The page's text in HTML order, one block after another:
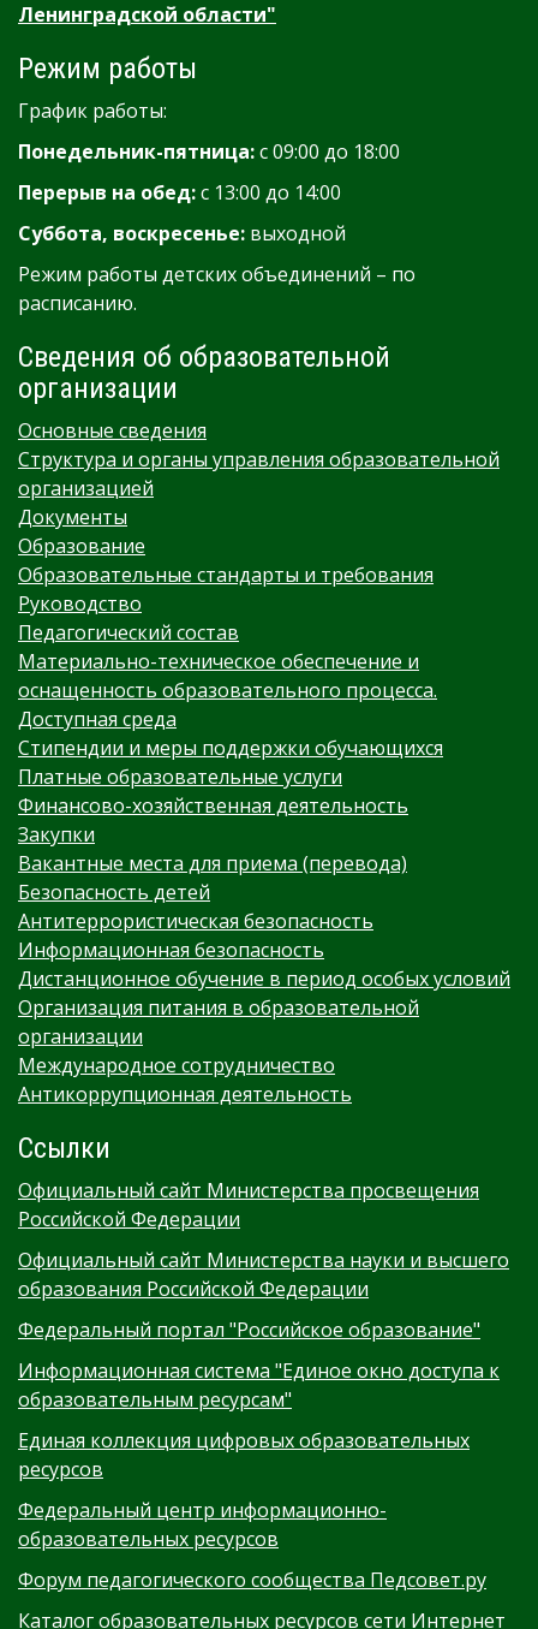
Ленинградской области"
Режим работы
График работы:
Понедельник-пятница:с 09:00 до 18:00
Перерыв на обед:с 13:00 до 14:00
Суббота, воскресенье: выходной
Режим работы детских объединений – по
расписанию.
Сведения об образовательной
организации
Основные сведения
Структура и органы управления образовательной
организацией
Документы
Образование
Образовательные стандарты и требования
Руководство
Педагогический состав
Материально-техническое обеспечение и
оснащенность образовательного процесса.
Доступная среда
Стипендии и меры поддержки обучающихся
Платные образовательные услуги
Финансово-хозяйственная деятельность
Закупки
Вакантные места для приема (перевода)
Безопасность детей
Антитеррористическая безопасность
Информационная безопасность
Дистанционное обучение в период особых условий
Организация питания в образовательной
организации
Международное сотрудничество
Антикоррупционная деятельность
Ссылки
Официальный сайт Министерства просвещения
Российской Федерации
Официальный сайт Министерства науки и высшего
образования Российской Федерации
Федеральный портал "Российское образование"
Информационная система "Единое окно доступа к
образовательным ресурсам"
Единая коллекция цифровых образовательных
ресурсов
Федеральный центр информационно-
образовательных ресурсов
Форум педагогического сообщества Педсовет.ру
Каталог образовательных ресурсов сети Интернет